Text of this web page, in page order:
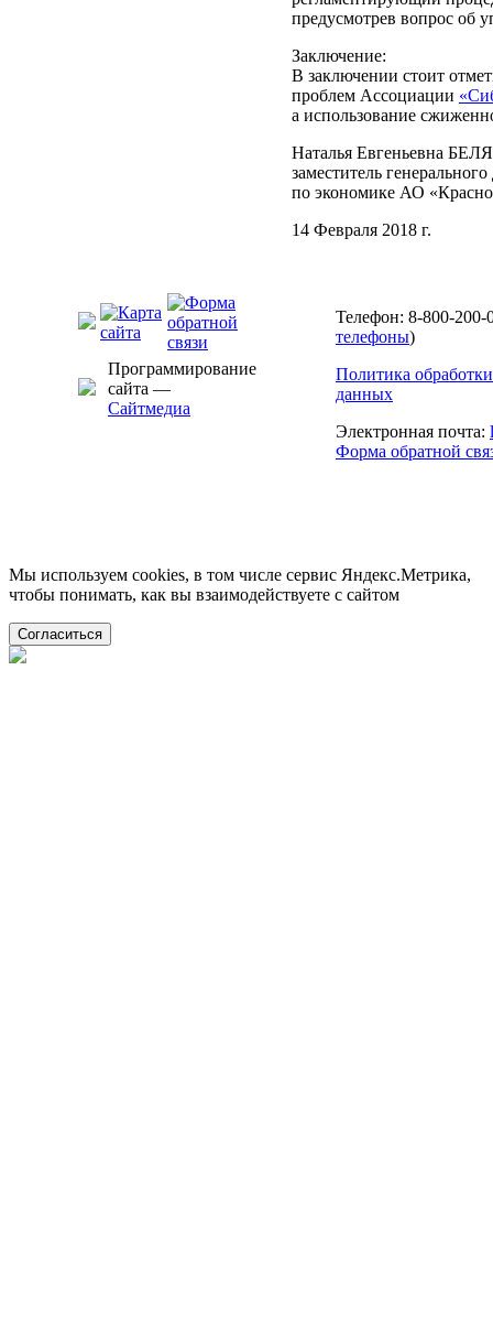
предусмотрев вопрос об
Заключение:
В заключении стоит
проблем Ассоциации
а использование
Наталья Евгеньевна
заместитель
по экономике АО
14 Февраля 2018 г.
Программирование
сайта —
Сайтмедиа
Телефон: 8-800-200-
телефоны)
Политика
данных
Электронная почта:
Форма обратной
Мы используем cookies, в том числе сервис Яндекс.Метрика,
чтобы понимать, как вы взаимодействуете с сайтом
Согласиться